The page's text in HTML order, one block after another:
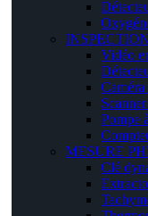
INSPECTION
Vidéo
Pompe
MESURE
Clé